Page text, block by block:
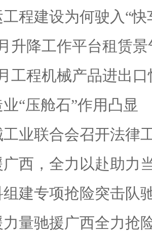
程建设为何驶入“快
升降工作平台租赁
工程机械产品进出
“压舱石”作用凸显
业联合会召开法律
西，全力以赴助力
建专项抢险突击队
量驰援广西全力抢